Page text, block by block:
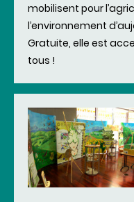
mobilisent pour
l’environnement
Gratuite, elle est
tous !